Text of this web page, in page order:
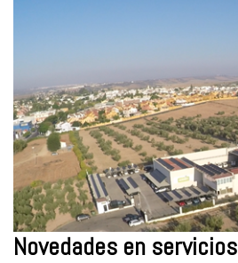
Novedades en servicios